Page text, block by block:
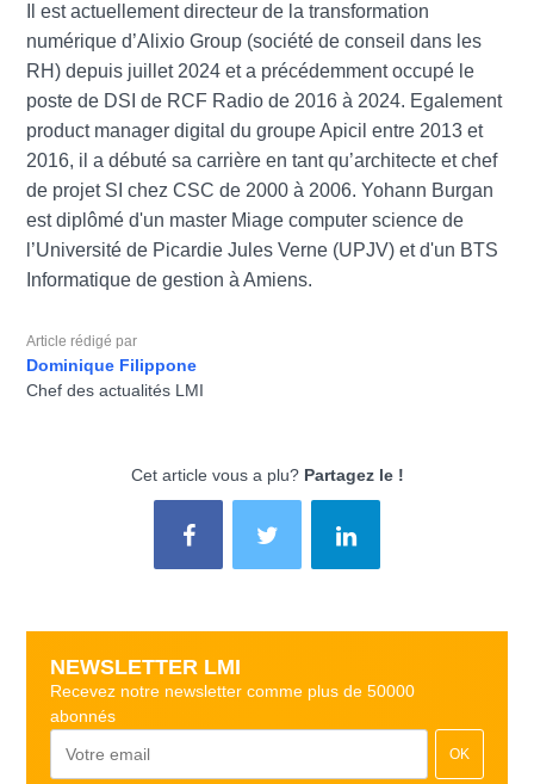
Il est actuellement directeur de la transformation
numérique d’Alixio Group (société de conseil dans les
RH) depuis juillet 2024 et a précédemment occupé le
poste de DSI de RCF Radio de 2016 à 2024. Egalement
product manager digital du groupe Apicil entre 2013 et
2016, il a débuté sa carrière en tant qu’architecte et chef
de projet SI chez CSC de 2000 à 2006. Yohann Burgan
est diplômé d'un master Miage computer science de
l’Université de Picardie Jules Verne (UPJV) et d'un BTS
Informatique de gestion à Amiens.
Article rédigé par
Dominique Filippone
Chef des actualités LMI
Cet article vous a plu? Partagez le !
NEWSLETTER LMI
Recevez notre newsletter comme plus de 50000
abonnés
OK